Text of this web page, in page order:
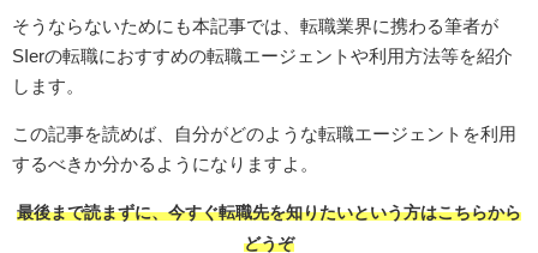
そうならないためにも本記事では、転職業界に携わる筆者が
SIerの転職におすすめの転職エージェントや利用方法等を紹介
します。
この記事を読めば、自分がどのような転職エージェントを利用
するべきか分かるようになりますよ。
最後まで読まずに、今すぐ転職先を知りたいという方はこちらから
どうぞ